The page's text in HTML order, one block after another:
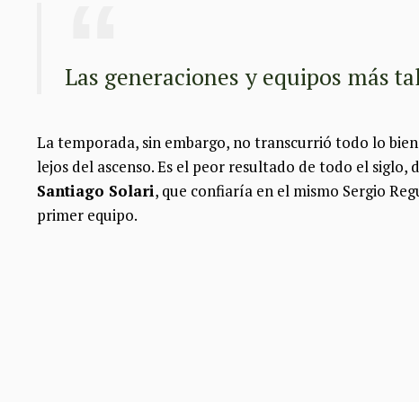
Las generaciones y equipos más
La temporada, sin embargo, no transcurrió todo lo
lejos del ascenso. Es el peor resultado de todo el siglo,
Santiago Solari, que confiaría en el mismo Sergio
primer equipo.